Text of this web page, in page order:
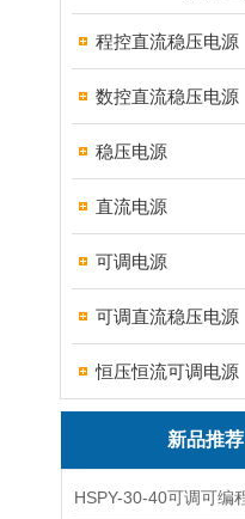
程控直流稳压电源
数控直流稳压电源
稳压电源
直流电源
可调电源
可调直流稳压电源
恒压恒流可调电源
新品推荐